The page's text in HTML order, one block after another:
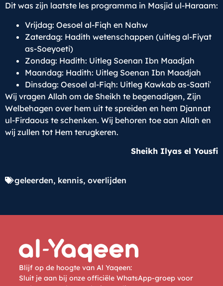
Dit was zijn laatste les programma in Masjid ul-Haraam:
Vrijdag: Oesoel al-Fiqh en Nahw
Zaterdag: Hadith wetenschappen (uitleg al-Fiyat
as-Soeyoeti)
Zondag: Hadith: Uitleg Soenan Ibn Maadjah
Maandag: Hadith: Uitleg Soenan Ibn Maadjah
Dinsdag: Oesoel al-Fiqh: Uitleg Kawkab as-Saatiʿ
Wij vragen Allah om de Sheikh te begenadigen, Zijn
Welbehagen over hem uit te spreiden en hem Djannat
ul-Firdaous te schenken. Wij behoren toe aan Allah en
wij zullen tot Hem terugkeren.
Sheikh Ilyas el Yousfi
geleerden, kennis, overlijden
Blijf op de hoogte van Al Yaqeen:
Sluit je aan bij onze officiële WhatsApp-groep voor